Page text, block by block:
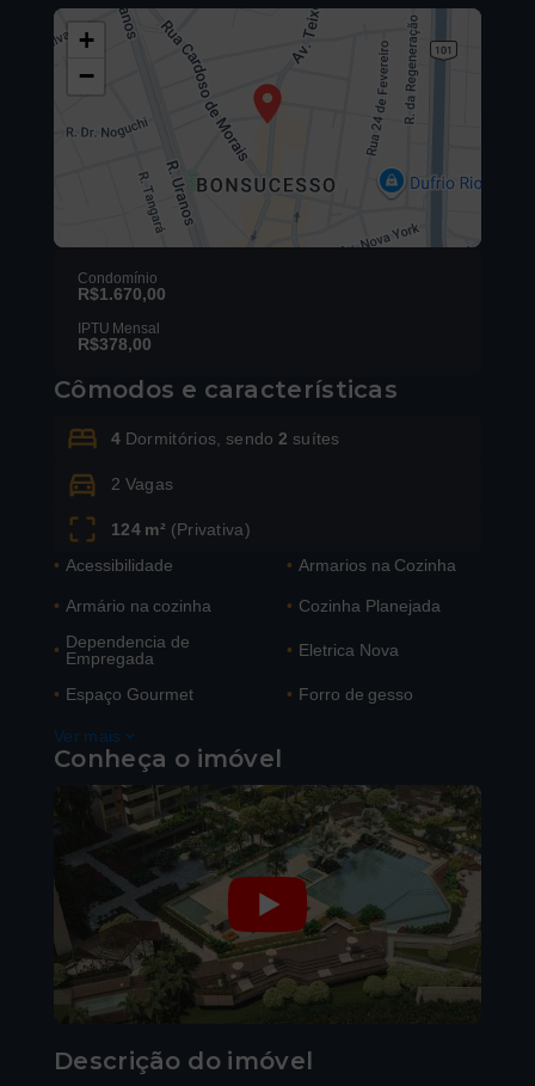
+
−
Condomínio
R$1.670,00
IPTU Mensal
R$378,00
Cômodos e características
4 Dormitórios, sendo2 suítes
2 Vagas
124 m² (Privativa)
• Acessibilidade • Armarios na Cozinha
• Armário na cozinha • Cozinha Planejada
• Dependencia de
Empregada
• Eletrica Nova
• Espaço Gourmet • Forro de gesso
Ver mais
Conheça o imóvel
Descrição do imóvel